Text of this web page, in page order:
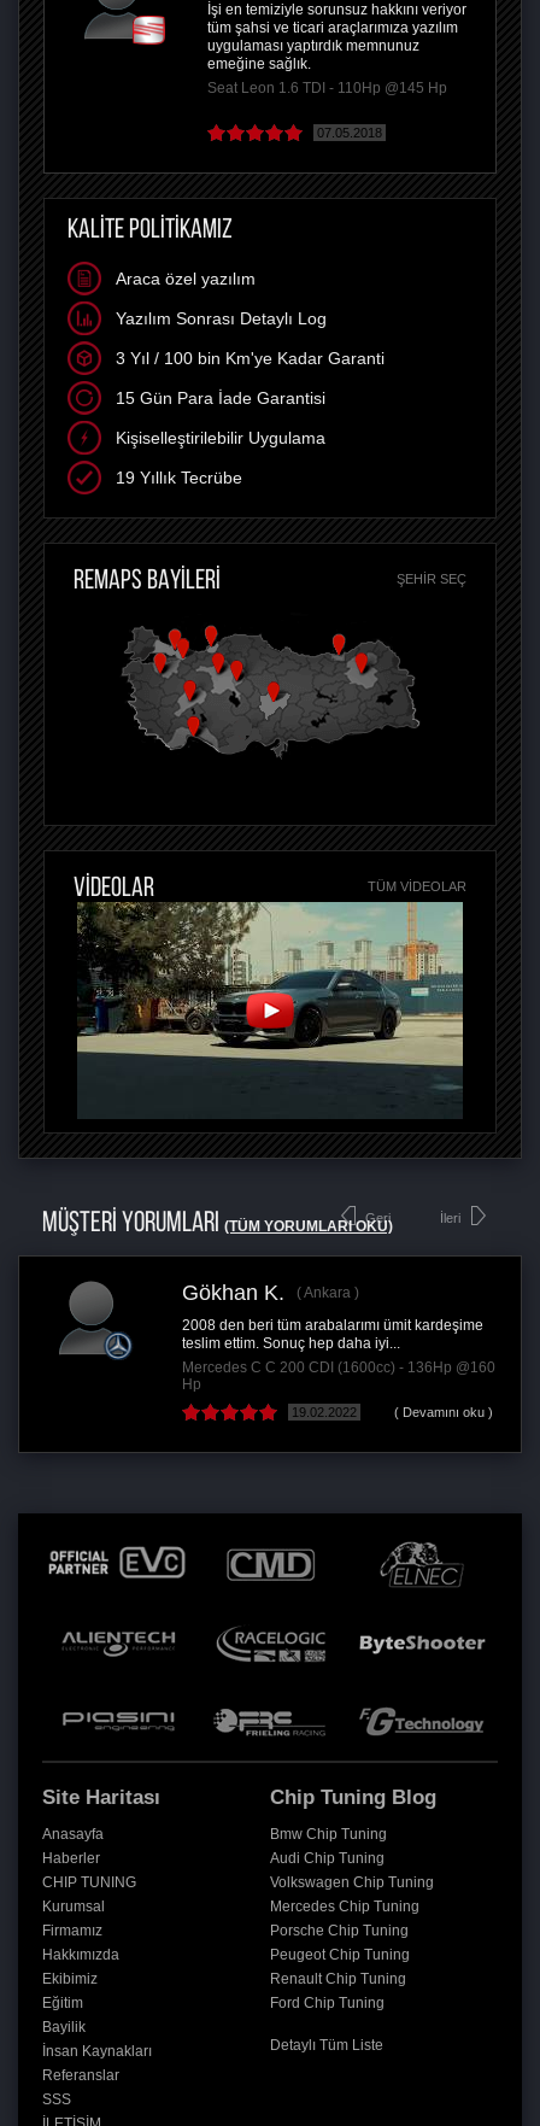
İşi en temiziyle sorunsuz hakkını veriyor
tüm şahsi ve ticari araçlarımıza yazılım
uygulaması yaptırdık memnunuz
emeğine sağlık.
Seat Leon 1.6 TDI - 110Hp @145 Hp
07.05.2018
KALİTE POLİTİKAMIZ
Araca özel yazılım
Yazılım Sonrası Detaylı Log
3 Yıl / 100 bin Km'ye Kadar Garanti
15 Gün Para İade Garantisi
Kişiselleştirilebilir Uygulama
19 Yıllık Tecrübe
REMAPS BAYİLERİ ŞEHIR SEÇ
VİDEOLAR TÜM VIDEOLAR
MÜŞTERİ YORUMLARI (TÜM YORUMLARI OKU)
Geri
Gökhan K.
Ankara
2008 den beri tüm arabalarımı ümit kardeşime
teslim ettim. Sonuç hep daha iyi...
Mercedes C C 200 CDI (1600cc) - 136Hp @160
Hp
19.02.2022 ( Devamını oku )
İleri
Site Haritası
Anasayfa
Haberler
CHIP TUNING
Kurumsal
Firmamız
Hakkımızda
Ekibimiz
Eğitim
Bayilik
İnsan Kaynakları
Referanslar
SSS
Chip Tuning Blog
Bmw Chip Tuning
Audi Chip Tuning
Volkswagen Chip Tuning
Mercedes Chip Tuning
Porsche Chip Tuning
Peugeot Chip Tuning
Renault Chip Tuning
Ford Chip Tuning
Detaylı Tüm Liste